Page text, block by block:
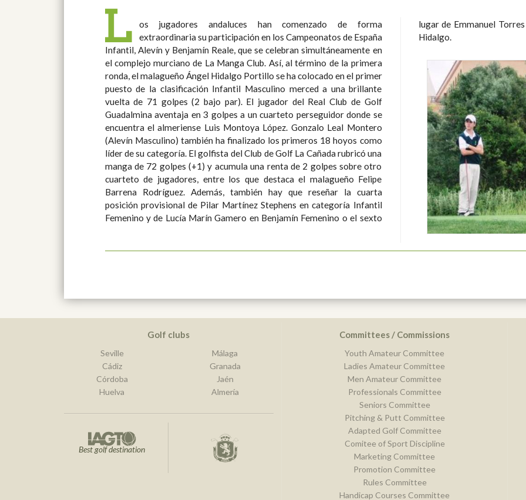
L
os jugadores andaluces han comenzado de forma
extraordinaria su participación en los Campeonatos de España
Infantil, Alevín y Benjamín Reale, que se celebran simultáneamente en
el complejo murciano de La Manga Club. Así, al término de la primera
ronda, el malagueño Ángel Hidalgo Portillo se ha colocado en el primer
puesto de la clasificación Infantil Masculino merced a una brillante
vuelta de 71 golpes (2 bajo par). El jugador del Real Club de Golf
Guadalmina aventaja en 3 golpes a un cuarteto perseguidor donde se
encuentra el almeriense Luis Montoya López. Gonzalo Leal Montero
(Alevín Masculino) también ha finalizado los primeros 18 hoyos como
líder de su categoría. El golfista del Club de Golf La Cañada rubricó una
manga de 72 golpes (+1) y acumula una renta de 2 golpes sobre otro
cuarteto de jugadores, entre los que destaca el malagueño Felipe
Barrena Rodríguez. Además, también hay que reseñar la cuarta
posición provisional de Pilar Martínez Stephens en categoría Infantil
Femenino y de Lucía Marín Gamero en Benjamín Femenino o el sexto
lugar de Emmanuel Torres Salvador en Alevín Masculino. Foto: Ángel
Hidalgo.
Golf clubs
Seville
Cádiz
Córdoba
Huelva
Málaga
Granada
Jaén
Almería
Best golf destination
Committees / Commissions
Youth Amateur Committee
Ladies Amateur Committee
Men Amateur Committee
Professionals Committee
Seniors Committee
Pitching & Putt Committee
Adapted Golf Committee
Comitee of Sport Discipline
Marketing Committee
Promotion Committee
Rules Committee
Handicap Courses Committee